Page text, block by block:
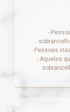
-
- Pessoas
- Aqueles